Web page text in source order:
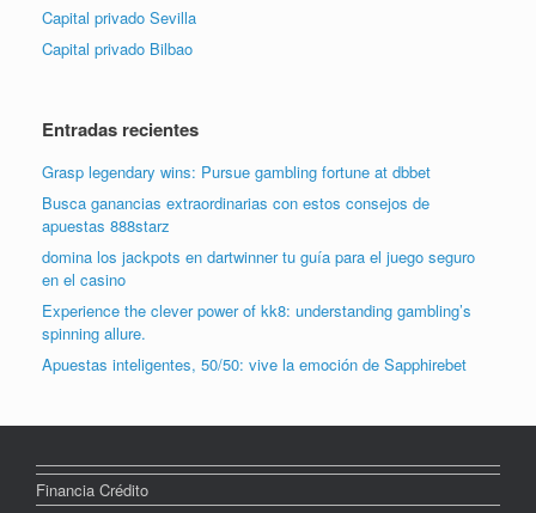
Capital privado Sevilla
Capital privado Bilbao
Entradas recientes
Grasp legendary wins: Pursue gambling fortune at dbbet
Busca ganancias extraordinarias con estos consejos de
apuestas 888starz
domina los jackpots en dartwinner tu guía para el juego seguro
en el casino
Experience the clever power of kk8: understanding gambling’s
spinning allure.
Apuestas inteligentes, 50/50: vive la emoción de Sapphirebet
Financia Crédito